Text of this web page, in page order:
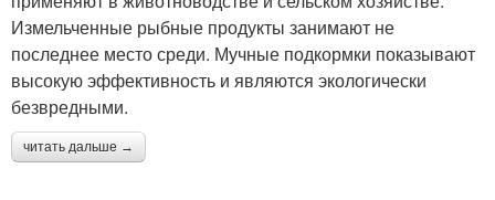
Измельченные рыбные продукты занимают не
последнее место среди. Мучные подкормки показывают
высокую эффективность и являются экологически
безвредными.
читать дальше →